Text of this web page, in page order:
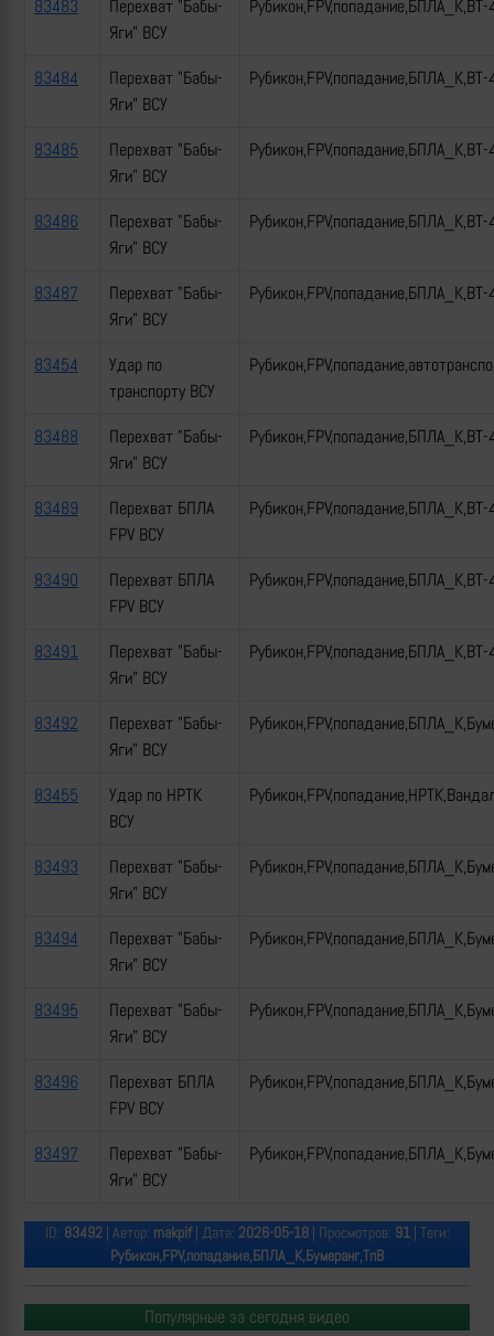
83483
Перехват "Бабы-
Яги" ВСУ
83484
Перехват "Бабы-
Яги" ВСУ
83485
Перехват "Бабы-
Яги" ВСУ
83486
Перехват "Бабы-
Яги" ВСУ
83487
Перехват "Бабы-
Яги" ВСУ
83454
Удар по
транспорту ВСУ
83488
Перехват "Бабы-
Яги" ВСУ
83489
Перехват БПЛА
FPV ВСУ
83490
Перехват БПЛА
FPV ВСУ
83491
Перехват "Бабы-
Яги" ВСУ
83492
Перехват "Бабы-
Яги" ВСУ
83455
Удар по НРТК
ВСУ
83493
Перехват "Бабы-
Яги" ВСУ
83494
Перехват "Бабы-
Яги" ВСУ
83495
Перехват "Бабы-
Яги" ВСУ
83496
Перехват БПЛА
FPV ВСУ
83497
Перехват "Бабы-
Яги" ВСУ
ID: 83492| Автор: makpif| Дата: 2026-05-18| Просмотров: 91| Теги:
Рубикон,FPV,попадание,БПЛА_К,Бумеранг,ТпВ
Популярные за сегодня видео